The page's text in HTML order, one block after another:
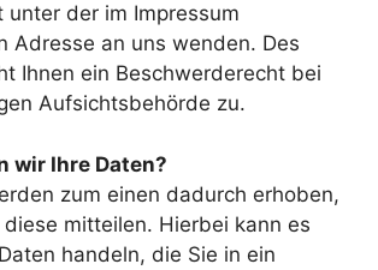
unter der im Impressum
Adresse an uns wenden. Des
Ihnen ein Beschwerderecht bei
Aufsichtsbehörde zu.
wir Ihre Daten?
zum einen dadurch erhoben,
mitteilen. Hierbei kann es
handeln, die Sie in ein